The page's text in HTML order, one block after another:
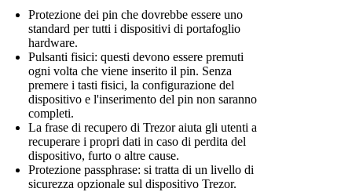
Protezione dei pin che dovrebbe essere uno
standard per tutti i dispositivi di portafoglio
hardware.
Pulsanti fisici: questi devono essere premuti
ogni volta che viene inserito il pin. Senza
premere i tasti fisici, la configurazione del
dispositivo e l'inserimento del pin non saranno
completi.
La frase di recupero di Trezor aiuta gli utenti a
recuperare i propri dati in caso di perdita del
dispositivo, furto o altre cause.
Protezione passphrase: si tratta di un livello di
sicurezza opzionale sul dispositivo Trezor.